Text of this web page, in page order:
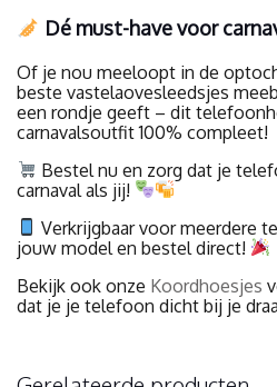
Dé must-have voor
Of je nou meeloopt in de
beste vastelaovesleedsjes
een rondje geeft – dit
carnavalsoutfit 100% compleet!
Bestel nu en zorg dat je
carnaval als jij!
Verkrijgbaar voor meerdere
jouw model en bestel direct!
Bekijk ook onze Koordhoesjes
dat je je telefoon dicht bij je